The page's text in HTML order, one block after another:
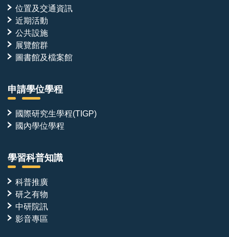
位置及交通資訊
近期活動
公共設施
展覽館群
圖書館及檔案館
申請學位學程
國際研究生學程(TIGP)
國內學位學程
學習科普知識
科普推廣
研之有物
中研院訊
影音專區